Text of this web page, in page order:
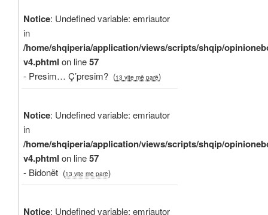
Notice: Undefined variable: emriautor
in
/home/shqiperia/application/views/scripts/shqip/
v4.phtml on line57
- Presim… Ç’presim? (13 vite më parë)
Notice: Undefined variable: emriautor
in
/home/shqiperia/application/views/scripts/shqip/
v4.phtml on line57
- Bidonët (13 vite më parë)
Notice: Undefined variable: emriautor